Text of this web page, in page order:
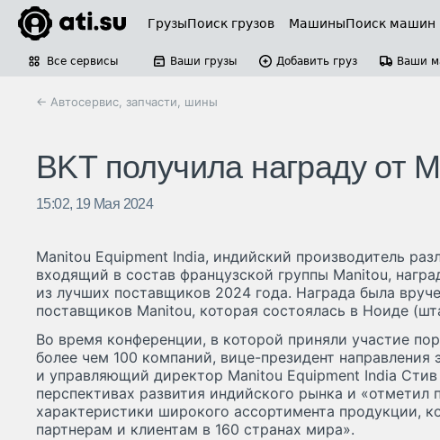
ГрузыПоиск грузов МашиныПоиск машин
Все сервисы Ваши грузы Добавить груз Ваши
← Автосервис, запчасти, шины
BKT получила награду от
15:02, 19 Мая 2024
Manitou Equipment India, индийский производитель
входящий в состав французской группы Manitou,
из лучших поставщиков 2024 года. Награда была
поставщиков Manitou, которая состоялась в Ноиде
Во время конференции, в которой приняли участие
более чем 100 компаний, вице-президент направления
и управляющий директор Manitou Equipment India Стив
перспективах развития индийского рынка и
характеристики широкого ассортимента продукции,
партнерам и клиентам в 160 странах мира».